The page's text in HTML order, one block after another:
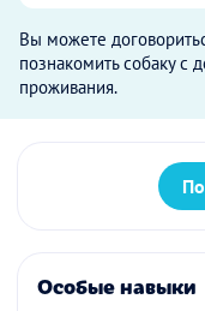
Вы можете
познакомить собаку с
проживания.
Особые навыки